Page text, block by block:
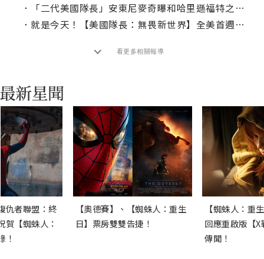
．
「二代美國隊長」安東尼麥奇曝和哈里遜福特之間奇妙的共同話題？
． 就是今天！【美國隊長：無畏新世界】全美首週末票房上看近億
看更多相關報導
仇者聯盟：終
賀【蜘蛛人：
！
【奧德賽】、【蜘蛛人：重生
日】票房雙雙告捷！
【蜘蛛人：重
回應重啟版【
傳聞！